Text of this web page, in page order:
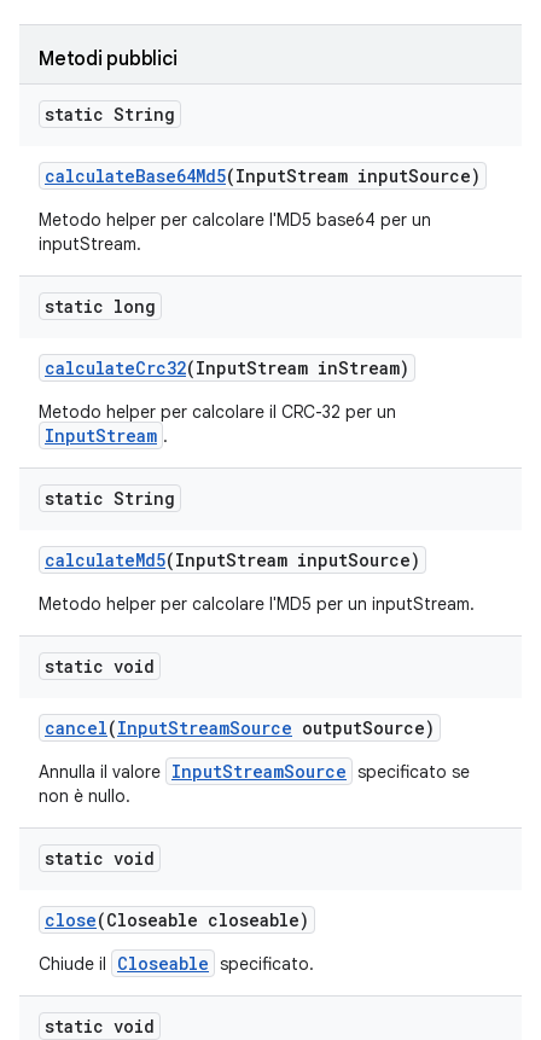
Metodi pubblici
static String
calculateBase64Md5(InputStream inputSource)
Metodo helper per calcolare l'MD5 base64 per un
inputStream.
static long
calculateCrc32(InputStream inStream)
Metodo helper per calcolare il CRC-32 per un
InputStream .
static String
calculateMd5(InputStream inputSource)
Metodo helper per calcolare l'MD5 per un inputStream.
static void
cancel(InputStreamSource outputSource)
Annulla il valore InputStreamSource specificato se
non è nullo.
static void
close(Closeable closeable)
Chiude il Closeable specificato.
static void